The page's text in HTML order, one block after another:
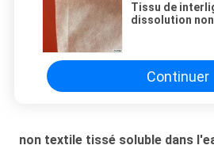
Tissu de
dissolution
Continuer
non textile tissé soluble dans